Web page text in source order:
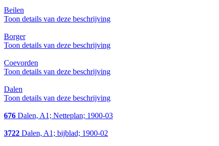
Beilen
Toon details van deze beschrijving
Borger
Toon details van deze beschrijving
Coevorden
Toon details van deze beschrijving
Dalen
Toon details van deze beschrijving
676 Dalen, A1; Netteplan; 1900-03
3722 Dalen, A1; bijblad; 1900-02